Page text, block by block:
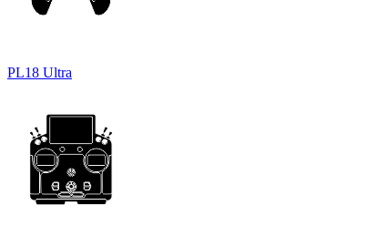
PL18 Ultra